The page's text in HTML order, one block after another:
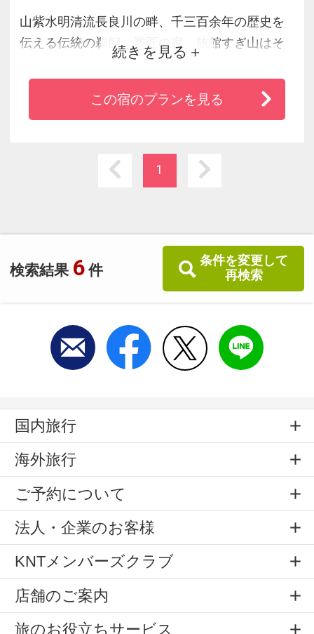
検索結果 6 件
条件を変更して
再検索
山紫水明清流長良川の畔、千三百余年の歴史を
伝える伝統の鵜飼、鵜匠の家、旅館すぎ山はそ
のゆかりの宿です。夏の風物詩鵜飼のクライマ
ックス、総がらみがお部屋から、宴会場から一
望に観賞できる唯一の旅館です。鵜匠が「ホウ
００年の歴史をしのばせる岐阜城も金華山頂に
仰ぎみる事ができます。
続きを見る
この宿のプランを見る
1
国内旅行
海外旅行
ご予約について
法人・企業のお客様
KNTメンバーズクラブ
店舗のご案内
旅のお役立ちサービス